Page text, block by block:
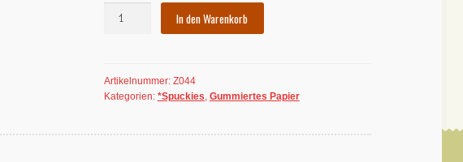
Papier',DIN
A4,
Blatt
In den Warenkorb
Artikelnummer: Z044
Kategorien: *Spuckies, Gummiertes Papier